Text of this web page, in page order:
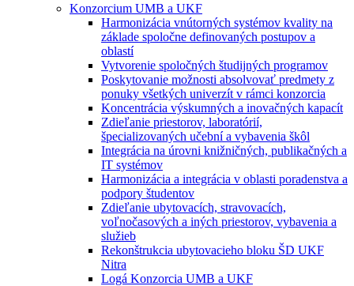
Konzorcium UMB a UKF
Harmonizácia vnútorných systémov kvality na
základe spoločne definovaných postupov a
oblastí
Vytvorenie spoločných študijných programov
Poskytovanie možnosti absolvovať predmety z
ponuky všetkých univerzít v rámci konzorcia
Koncentrácia výskumných a inovačných kapacít
Zdieľanie priestorov, laboratórií,
špecializovaných učební a vybavenia škôl
Integrácia na úrovni knižničných, publikačných a
IT systémov
Harmonizácia a integrácia v oblasti poradenstva a
podpory študentov
Zdieľanie ubytovacích, stravovacích,
voľnočasových a iných priestorov, vybavenia a
služieb
Rekonštrukcia ubytovacieho bloku ŠD UKF
Nitra
Logá Konzorcia UMB a UKF